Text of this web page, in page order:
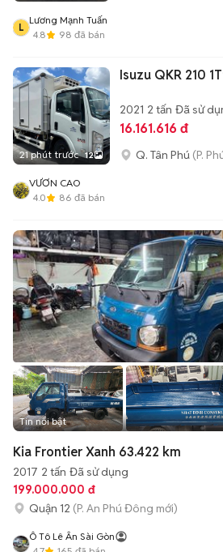
L
Lương Mạnh Tuấn
4.8
98 đã bán
21 phút trước 12
Isuzu QKR 210
2021 2 tấn Đã sử
16.161.616 đ
Q. Tân Phú (P.
VƯƠN CAO
4.0
86 đã bán
Tin nổi bật
Kia Frontier Xanh 63.422 km
2017 2 tấn Đã sử dụng
199.000.000 đ
Quận 12 (P. An Phú Đông mới)
Ô Tô Lê Ân Sài Gòn